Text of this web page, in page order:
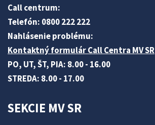
Call centrum:
Telefón: 0800 222 222
Nahlásenie problému:
Kontaktný formulár Call Centra MV SR
PO, UT, ŠT, PIA: 8.00 - 16.00
STREDA: 8.00 - 17.00
SEKCIE MV SR